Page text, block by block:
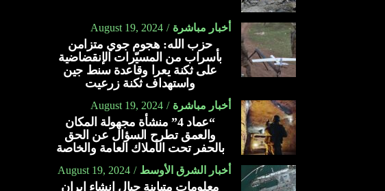
أخبار مباشرة August 19, 2024
حزب الله: هجوم جوي متزامن
بأسراب من المسيّرات الإنقضاضية
على ثكنة يعرا وقاعدة سنط جين
واستهداف ثكنة زرعيت
أخبار مباشرة August 19, 2024
“عماد 4” منشأة مجهولة المكان
والعمق تطرح السؤال عن الحق
بالحفر تحت الأملاك العامة والخاصة
أخبار الشرق الأوسط August 19, 2024
معلومات متباينة حيال إنشاء إيران